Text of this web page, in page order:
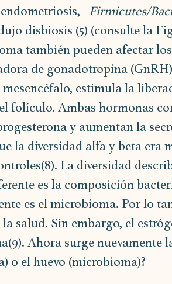
endometriosis,
Firmicutes/
disbiosis (5) (consulte la
también pueden afectar
de gonadotropina (GnRH)
estimula la
folículo. Ambas hormonas
y aumentan la
la diversidad alfa y beta era
La diversidad
es la composición
es el microbioma. Por lo
salud. Sin embargo, el
Ahora surge nuevamente
o el huevo (microbioma)?